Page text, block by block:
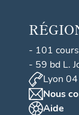
- 101
- 59 bd L.
Lyon
Nous
Aide